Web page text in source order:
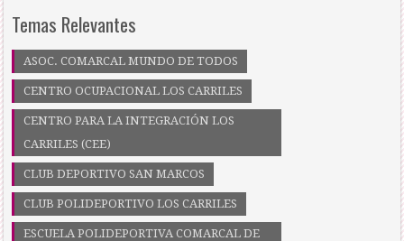
Temas Relevantes
ASOC. COMARCAL MUNDO DE TODOS
CENTRO OCUPACIONAL LOS CARRILES
CENTRO PARA LA INTEGRACIÓN LOS
CARRILES (CEE)
CLUB DEPORTIVO SAN MARCOS
CLUB POLIDEPORTIVO LOS CARRILES
ESCUELA POLIDEPORTIVA COMARCAL DE